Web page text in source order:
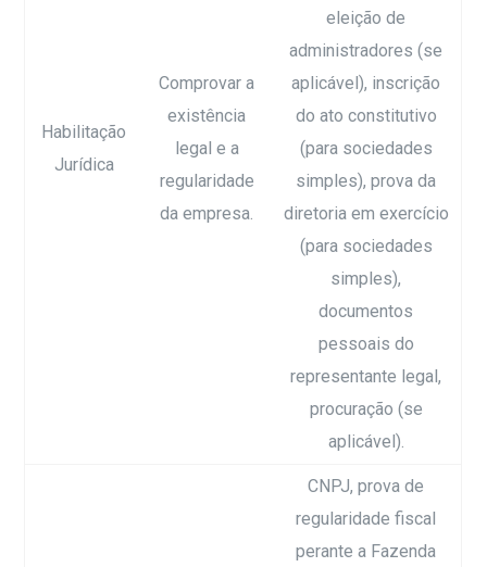
Habilitação
Jurídica
Comprovar a
existência
legal e a
regularidade
da empresa.
eleição de
administradores (se
aplicável), inscrição
do ato constitutivo
(para sociedades
simples), prova da
diretoria em exercício
(para sociedades
simples),
documentos
pessoais do
representante legal,
procuração (se
aplicável).
CNPJ, prova de
regularidade fiscal
perante a Fazenda